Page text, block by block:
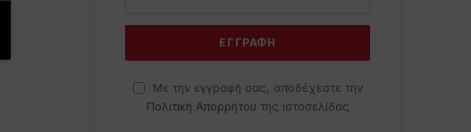
Με την εγγραφή σας, αποδέχεστε την
Πολιτική Απορρήτου της ιστοσελίδας